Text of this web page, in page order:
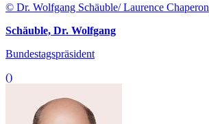
© Dr. Wolfgang Schäuble/ Laurence Chaperon
Schäuble, Dr. Wolfgang
Bundestagspräsident
()